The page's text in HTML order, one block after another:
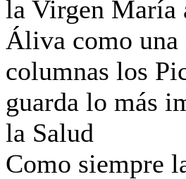
la Virgen María
Áliva como una
columnas los
guarda lo más
la Salud
Como siempre